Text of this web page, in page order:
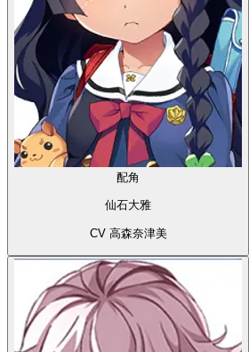
配角
仙石大雅
CV 高森奈津美